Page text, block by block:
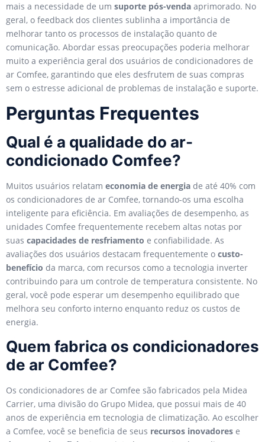
mais a necessidade de um suporte pós-venda aprimorado. No
geral, o feedback dos clientes sublinha a importância de
melhorar tanto os processos de instalação quanto de
comunicação. Abordar essas preocupações poderia melhorar
muito a experiência geral dos usuários de condicionadores de
ar Comfee, garantindo que eles desfrutem de suas compras
sem o estresse adicional de problemas de instalação e suporte.
Perguntas Frequentes
Qual é a qualidade do ar-
condicionado Comfee?
Muitos usuários relatam economia de energia de até 40% com
os condicionadores de ar Comfee, tornando-os uma escolha
inteligente para eficiência. Em avaliações de desempenho, as
unidades Comfee frequentemente recebem altas notas por
suas capacidades de resfriamento e confiabilidade. As
avaliações dos usuários destacam frequentemente o custo-
benefício da marca, com recursos como a tecnologia inverter
contribuindo para um controle de temperatura consistente. No
geral, você pode esperar um desempenho equilibrado que
melhora seu conforto interno enquanto reduz os custos de
energia.
Quem fabrica os condicionadores
de ar Comfee?
Os condicionadores de ar Comfee são fabricados pela Midea
Carrier, uma divisão do Grupo Midea, que possui mais de 40
anos de experiência em tecnologia de climatização. Ao escolher
a Comfee, você se beneficia de seus recursos inovadores e